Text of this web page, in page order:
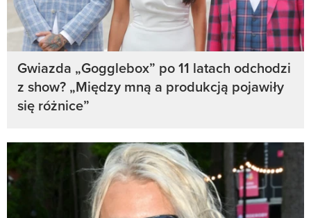
Gwiazda „Gogglebox” po 11 latach odchodzi
z show? „Między mną a produkcją pojawiły
się różnice”